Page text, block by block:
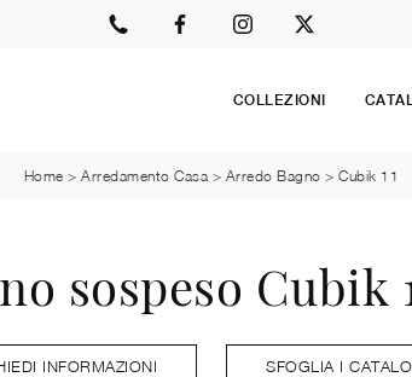
COLLEZIONI
Home >Arredamento Casa > Arredo Bagno >Cubik 11
sospeso Cubik
INFORMAZIONI SFOGLIA I